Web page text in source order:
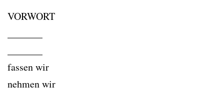
VORWORT
fassen wir
nehmen wir